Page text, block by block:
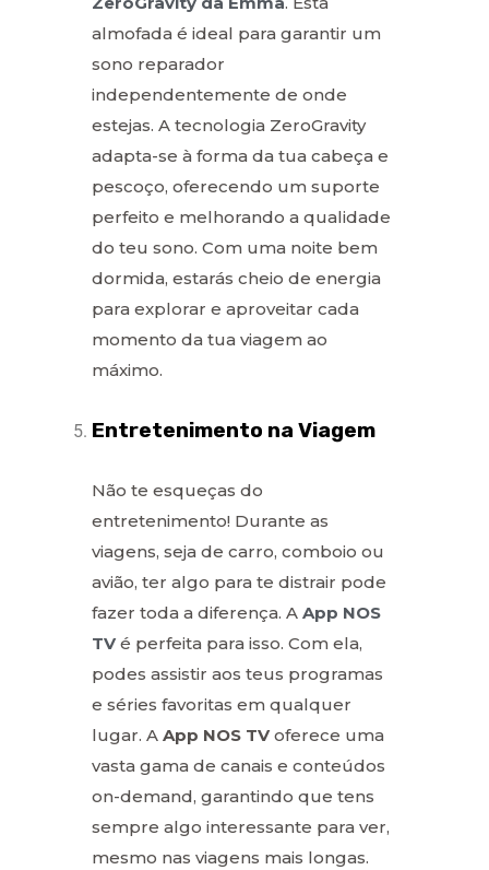
almofada é ideal para garantir um
sono reparador
independentemente de onde
estejas. A tecnologia ZeroGravity
adapta-se à forma da tua cabeça e
pescoço, oferecendo um suporte
perfeito e melhorando a qualidade
do teu sono. Com uma noite bem
dormida, estarás cheio de energia
para explorar e aproveitar cada
momento da tua viagem ao
máximo.
Entretenimento na Viagem
Não te esqueças do
entretenimento! Durante as
viagens, seja de carro, comboio ou
avião, ter algo para te distrair pode
fazer toda a diferença. A App NOS
TV é perfeita para isso. Com ela,
podes assistir aos teus programas
e séries favoritas em qualquer
lugar. A App NOS TV oferece uma
vasta gama de canais e conteúdos
on-demand, garantindo que tens
sempre algo interessante para ver,
mesmo nas viagens mais longas.